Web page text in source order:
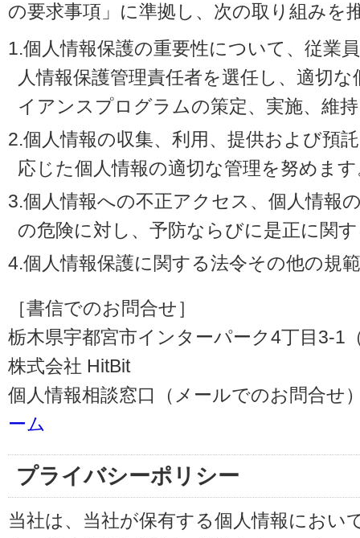
の要求事項」に準拠し、次の取り組みを
1.個人情報保護の重要性について、従業
人情報保護管理責任者を選任し、適切
イアンスプログラムの策定、実施、維
2.個人情報の収集、利用、提供および預
応じた個人情報の適切な管理を努めま
3.個人情報への不正アクセス、個人情報
の危険に対し、予防ならびに是正に関
4.個人情報保護に関する法令その他の規
［書信でのお問合せ］
栃木県宇都宮市インターパーク4丁目3-1
株式会社 HitBit
個人情報相談窓口（メールでのお問合せ
ーム
プライバシーポリシー
当社は、当社が保有する個人情報におい